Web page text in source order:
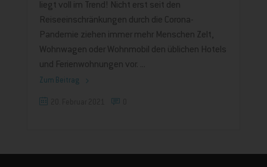
liegt voll im Trend! Nicht erst seit den
Reiseeinschränkungen durch die Corona-
Pandemie ziehen immer mehr Menschen Zelt,
Wohnwagen oder Wohnmobil den üblichen Hotels
und Ferienwohnungen vor.
Zum Beitrag